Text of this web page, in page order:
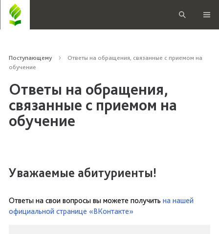
Поступающему
Ответы на обращения, связанные с приемом на
обучение
Ответы на обращения,
связанные с приемом на
обучение
Уважаемые абитуриенты!
Ответы на свои вопросы вы можете получить на нашей
официальной странице «ВКонтакте»